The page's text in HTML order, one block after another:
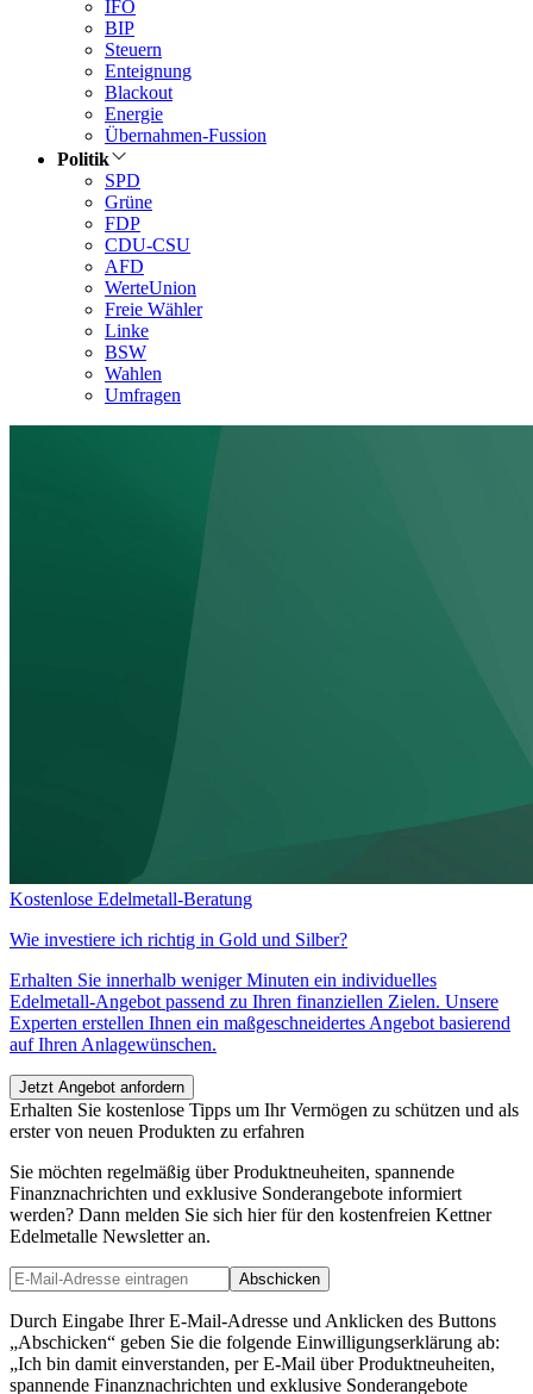
IFO
BIP
Steuern
Enteignung
Blackout
Energie
Übernahmen-Fussion
Politik
SPD
Grüne
FDP
CDU-CSU
AFD
WerteUnion
Freie Wähler
Linke
BSW
Wahlen
Umfragen
Kostenlose Edelmetall-Beratung
Wie investiere ich richtig in Gold und Silber?
Erhalten Sie innerhalb weniger Minuten ein individuelles
Edelmetall-Angebot passend zu Ihren finanziellen Zielen. Unsere
Experten erstellen Ihnen ein maßgeschneidertes Angebot basierend
auf Ihren Anlagewünschen.
Jetzt Angebot anfordern
Erhalten Sie kostenlose Tipps um Ihr Vermögen zu schützen und als
erster von neuen Produkten zu erfahren
Sie möchten regelmäßig über Produktneuheiten, spannende
Finanznachrichten und exklusive Sonderangebote informiert
werden? Dann melden Sie sich hier für den kostenfreien Kettner
Edelmetalle Newsletter an.
Abschicken
Durch Eingabe Ihrer E-Mail-Adresse und Anklicken des Buttons
„Abschicken“ geben Sie die folgende Einwilligungserklärung ab:
„Ich bin damit einverstanden, per E-Mail über Produktneuheiten,
spannende Finanznachrichten und exklusive Sonderangebote